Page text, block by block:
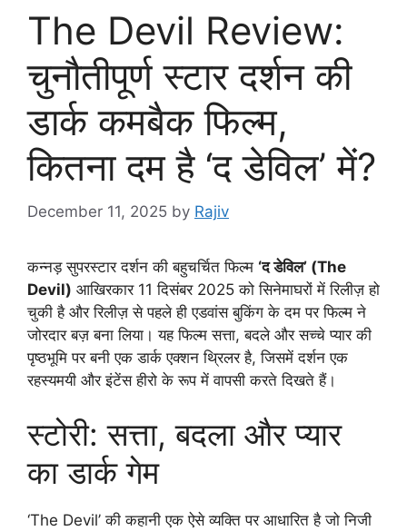
The Devil Review:
चुनौतीपूर्ण स्टार दर्शन की
डार्क कमबैक फिल्म,
कितना दम है ‘द डेविल’ में?
December 11, 2025 by Rajiv
कन्नड़ सुपरस्टार दर्शन की बहुचर्चित फिल्म ‘द डेविल’ (The
Devil) आखिरकार 11 दिसंबर 2025 को सिनेमाघरों में रिलीज़ हो
चुकी है और रिलीज़ से पहले ही एडवांस बुकिंग के दम पर फिल्म ने
जोरदार बज़ बना लिया। यह फिल्म सत्ता, बदले और सच्चे प्यार की
पृष्ठभूमि पर बनी एक डार्क एक्शन थ्रिलर है, जिसमें दर्शन एक
रहस्यमयी और इंटेंस हीरो के रूप में वापसी करते दिखते हैं।
स्टोरी: सत्ता, बदला और प्यार
का डार्क गेम
‘The Devil’ की कहानी एक ऐसे व्यक्ति पर आधारित है जो निजी